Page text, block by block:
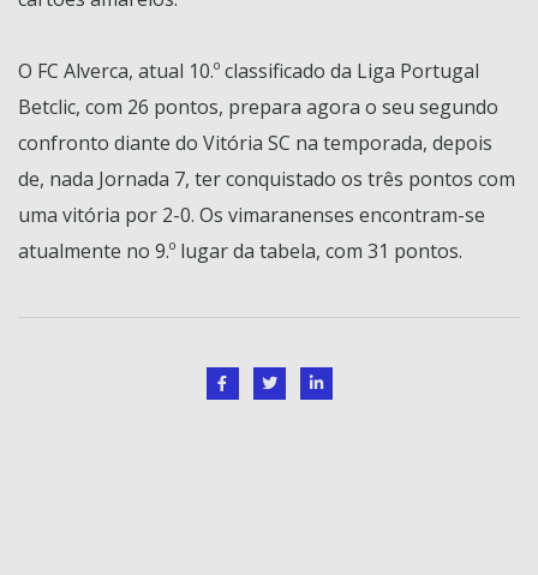
O FC Alverca, atual 10.º classificado da Liga Portugal
Betclic, com 26 pontos, prepara agora o seu segundo
confronto diante do Vitória SC na temporada, depois
de, nada Jornada 7, ter conquistado os três pontos com
uma vitória por 2-0. Os vimaranenses encontram-se
atualmente no 9.º lugar da tabela, com 31 pontos.